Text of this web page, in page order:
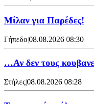
Μίλαν για Παρέδες!
Γήπεδο|08.08.2026 08:30
…Αν δεν τους
Στήλες|08.08.2026 08:28